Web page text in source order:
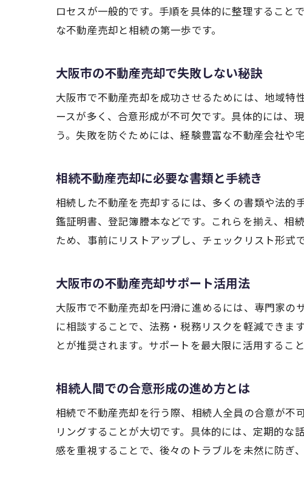
ロセスが一般的です。手順を具体的に整理すること
な不動産売却と相続の第一歩です。
大阪市の不動産売却で失敗しない秘訣
大阪市で不動産売却を成功させるためには、地域特
ースが多く、合意形成が不可欠です。具体的には、
う。失敗を防ぐためには、経験豊富な不動産会社や
相続不動産売却に必要な書類と手続き
相続した不動産を売却するには、多くの書類や法的
鑑証明書、登記簿謄本などです。これらを揃え、相
ため、事前にリストアップし、チェックリスト形式
大阪市の不動産売却サポート活用法
大阪市で不動産売却を円滑に進めるには、専門家の
に相談することで、法務・税務リスクを軽減できま
とが推奨されます。サポートを最大限に活用するこ
相続人間での合意形成の進め方とは
相続で不動産売却を行う際、相続人全員の合意が不
リングすることが大切です。具体的には、定期的
感を重視することで、後々のトラブルを未然に防ぎ